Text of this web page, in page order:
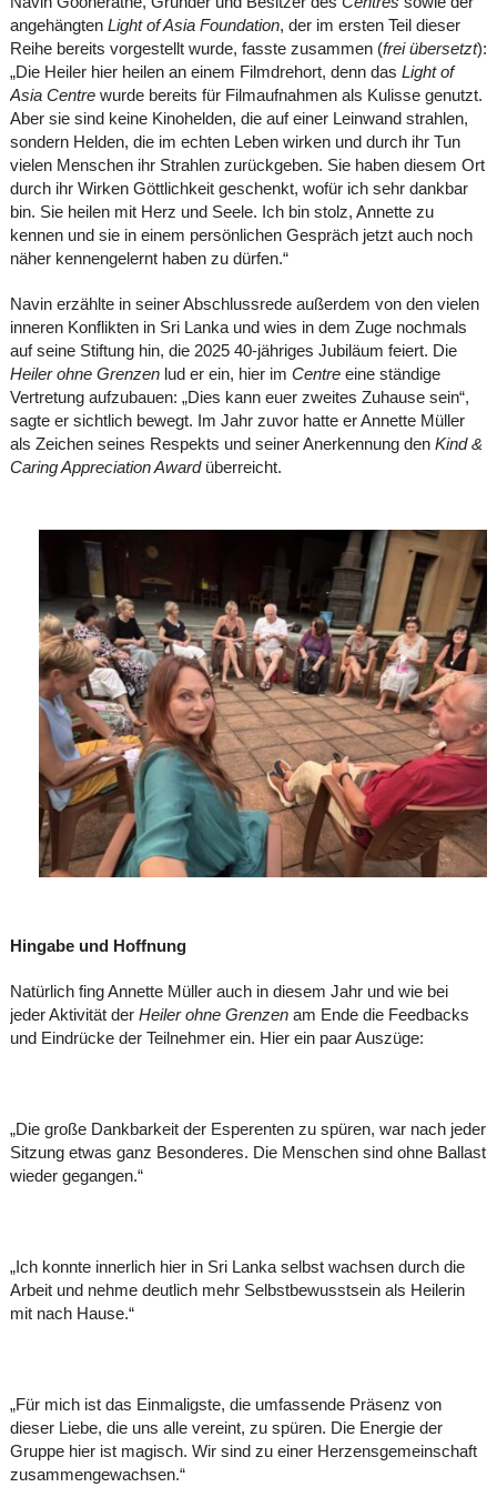
angehängten Light of Asia Foundation, der im ersten Teil dieser
Reihe bereits vorgestellt wurde, fasste zusammen (frei übersetzt):
„Die Heiler hier heilen an einem Filmdrehort, denn das Light of
Asia Centrewurde bereits für Filmaufnahmen als Kulisse genutzt.
Aber sie sind keine Kinohelden, die auf einer Leinwand strahlen,
sondern Helden, die im echten Leben wirken und durch ihr Tun
vielen Menschen ihr Strahlen zurückgeben. Sie haben diesem Ort
durch ihr Wirken Göttlichkeit geschenkt, wofür ich sehr dankbar
bin. Sie heilen mit Herz und Seele. Ich bin stolz, Annette zu
kennen und sie in einem persönlichen Gespräch jetzt auch noch
näher kennengelernt haben zu dürfen.“
Navin erzählte in seiner Abschlussrede außerdem von den vielen
inneren Konflikten in Sri Lanka und wies in dem Zuge nochmals
auf seine Stiftung hin, die 2025 40-jähriges Jubiläum feiert. Die
Heiler ohne Grenzen lud er ein, hier im Centreeine ständige
Vertretung aufzubauen: „Dies kann euer zweites Zuhause sein“,
sagte er sichtlich bewegt. Im Jahr zuvor hatte er Annette Müller
als Zeichen seines Respekts und seiner Anerkennung den Kind &
Caring Appreciation Awardüberreicht.
Hingabe und Hoffnung
Natürlich fing Annette Müller auch in diesem Jahr und wie bei
jeder Aktivität der Heiler ohne Grenzenam Ende die Feedbacks
und Eindrücke der Teilnehmer ein. Hier ein paar Auszüge:
„Die große Dankbarkeit der Esperenten zu spüren, war nach jeder
Sitzung etwas ganz Besonderes. Die Menschen sind ohne Ballast
wieder gegangen.“
„Ich konnte innerlich hier in Sri Lanka selbst wachsen durch die
Arbeit und nehme deutlich mehr Selbstbewusstsein als Heilerin
mit nach Hause.“
„Für mich ist das Einmaligste, die umfassende Präsenz von
dieser Liebe, die uns alle vereint, zu spüren. Die Energie der
Gruppe hier ist magisch. Wir sind zu einer Herzensgemeinschaft
zusammengewachsen.“